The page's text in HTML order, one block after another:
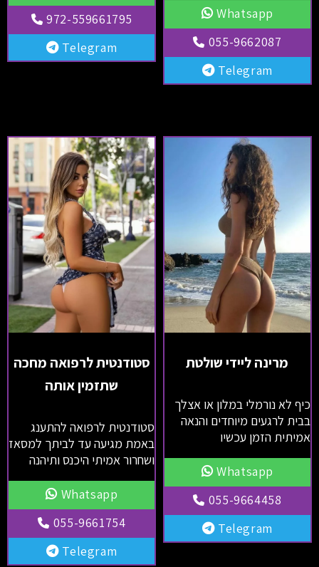
Whatsapp
055-9662087
Telegram
972-559661795
Telegram
מרינה ליידי שולטת
כיף לא נורמלי במלון או אצלך
בבית לרגעים מיוחדים והנאה
אמיתית הזמן עכשיו
Whatsapp
055-9664458
Telegram
סטודנטית לרפואה מחכה
שתזמין אותה
סטודנטית לרפואה להתענג
באמת מגיעה עד לביתך למסאז
ושחרור אמיתי היכנס ותיהנה
Whatsapp
055-9661754
Telegram